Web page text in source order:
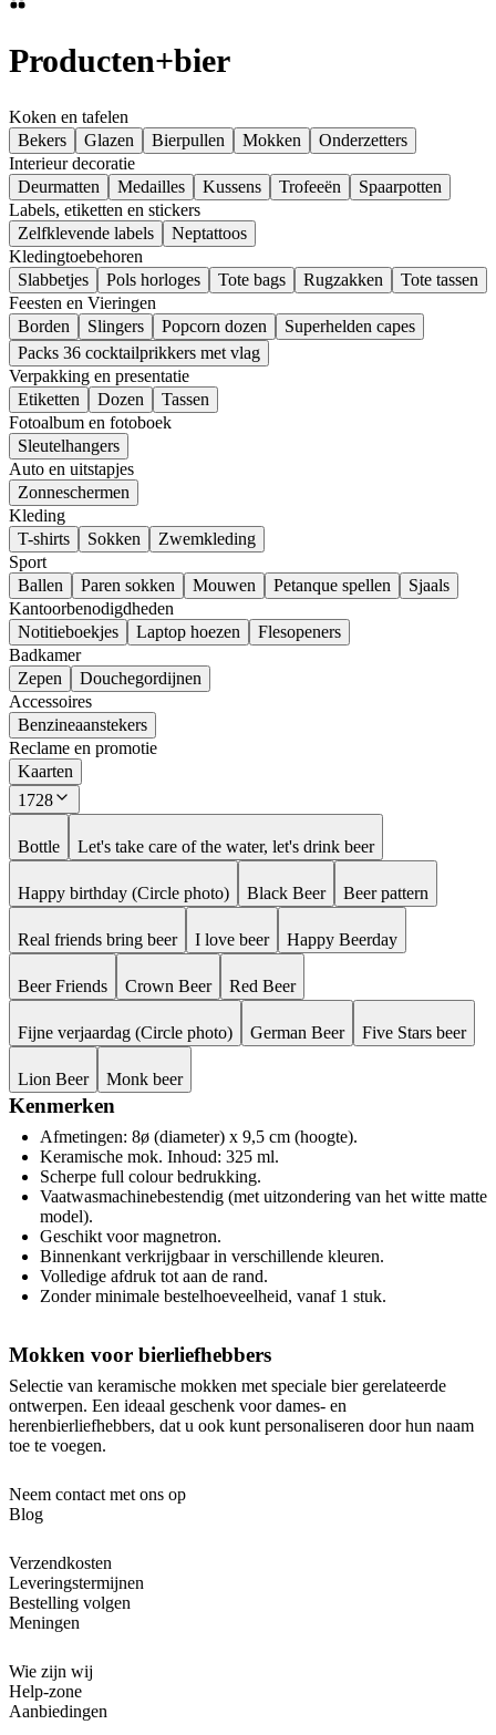
Producten+bier
Koken en tafelen
Bekers
Glazen Bierpullen Mokken
Onderzetters
Interieur decoratie
Deurmatten
Medailles Kussens Trofeeën
Spaarpotten
Labels, etiketten en stickers
Zelfklevende labels
Neptattoos
Kledingtoebehoren
Slabbetjes
Pols horloges Tote bags Rugzakken
Tote tassen
Feesten en Vieringen
Borden
Slingers Popcorn dozen
Superhelden capes
Packs 36 cocktailprikkers met vlag
Verpakking en presentatie
Etiketten
Dozen
Tassen
Fotoalbum en fotoboek
Sleutelhangers
Auto en uitstapjes
Zonneschermen
Kleding
T-shirts
Sokken
Zwemkleding
Sport
Ballen
Paren sokken Mouwen Petanque spellen
Sjaals
Kantoorbenodigdheden
Notitieboekjes
Laptop hoezen
Flesopeners
Badkamer
Zepen
Douchegordijnen
Accessoires
Benzineaanstekers
Reclame en promotie
Kaarten
1728
Bottle Let's take care of the water, let's drink beer
Happy birthday (Circle photo) Black Beer Beer pattern
Real friends bring beer I love beer Happy Beerday
Beer Friends Crown Beer Red Beer
Fijne verjaardag (Circle photo) German Beer Five Stars beer
Lion Beer Monk beer
Kenmerken
Afmetingen: 8ø (diameter) x 9,5 cm (hoogte).
Keramische mok. Inhoud: 325 ml.
Scherpe full colour bedrukking.
Vaatwasmachinebestendig (met uitzondering van het witte matte
model).
Geschikt voor magnetron.
Binnenkant verkrijgbaar in verschillende kleuren.
Volledige afdruk tot aan de rand.
Zonder minimale bestelhoeveelheid, vanaf 1 stuk.
Mokken voor bierliefhebbers
Selectie van keramische mokken met speciale bier gerelateerde
ontwerpen. Een ideaal geschenk voor dames- en
herenbierliefhebbers, dat u ook kunt personaliseren door hun naam
toe te voegen.
Neem contact met ons op
Blog
Verzendkosten
Leveringstermijnen
Bestelling volgen
Meningen
Wie zijn wij
Help-zone
Aanbiedingen